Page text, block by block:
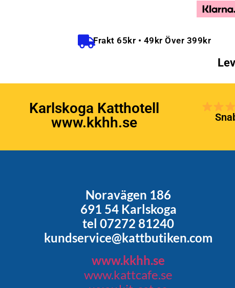
Frakt 65kr • 49kr Över 399kr
Karlskoga Katthotell
www.kkhh.se
Noravägen 186
691 54 Karlskoga
tel 07272 81240
kundservice@kattbutiken.com
www.kkhh.se
www.kattcafe.se